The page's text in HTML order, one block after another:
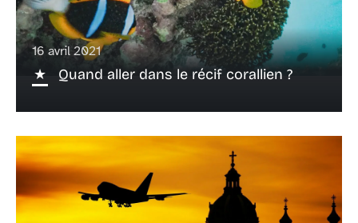
16 avril 2021
Quand aller dans le récif corallien ?